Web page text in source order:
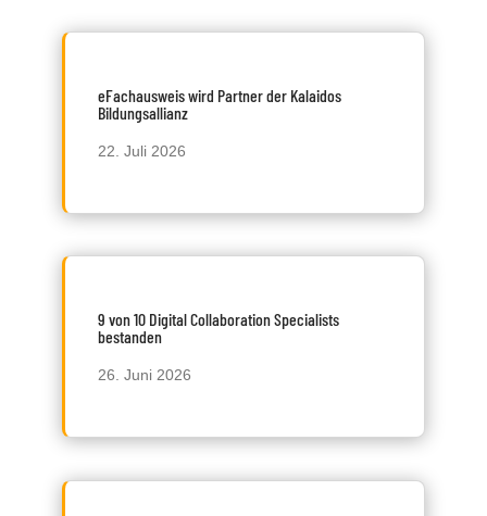
eFachausweis wird Partner der Kalaidos
Bildungsallianz
22. Juli 2026
9 von 10 Digital Collaboration Specialists
bestanden
26. Juni 2026